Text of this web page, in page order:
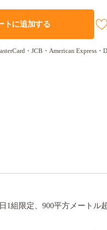
トに追加する
・JCB・American Express
1組限定、900平方メートル